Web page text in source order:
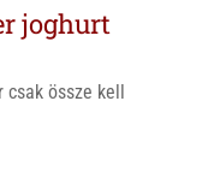
joghurt
össze kell